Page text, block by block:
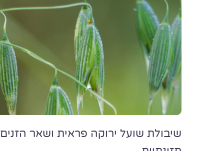
שיבולת שועל ירוקה פראית ושאר